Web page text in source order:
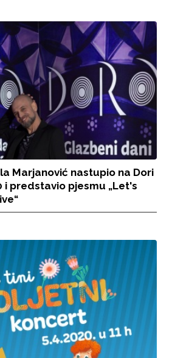
Marjanović nastupio na Dori
i predstavio pjesmu „Let's